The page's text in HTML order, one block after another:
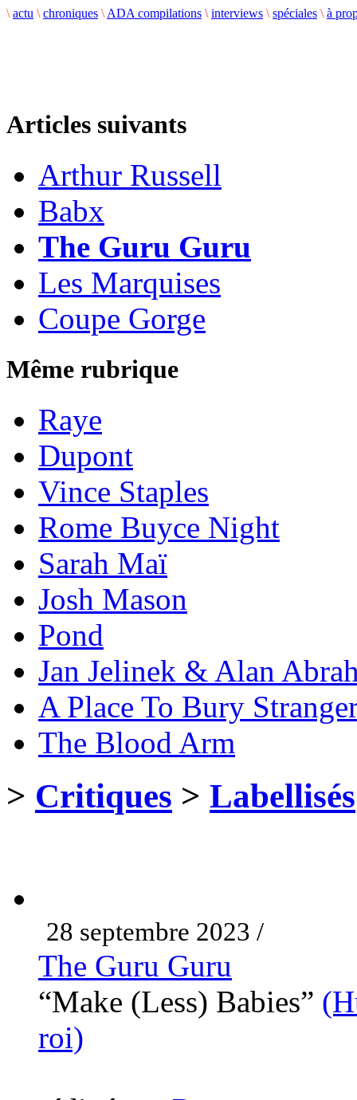
\ actu \ chroniques \ ADA compilations \ interviews \ spéciales \ à
Articles suivants
Arthur Russell
Babx
The Guru Guru
Les Marquises
Coupe Gorge
Même rubrique
Raye
Dupont
Vince Staples
Rome Buyce Night
Sarah Maï
Josh Mason
Pond
Jan Jelinek & Alan
A Place To Bury
The Blood Arm
> Critiques > Labellisés
28 septembre 2023 /
The Guru Guru
“Make (Less) Babies”
roi)